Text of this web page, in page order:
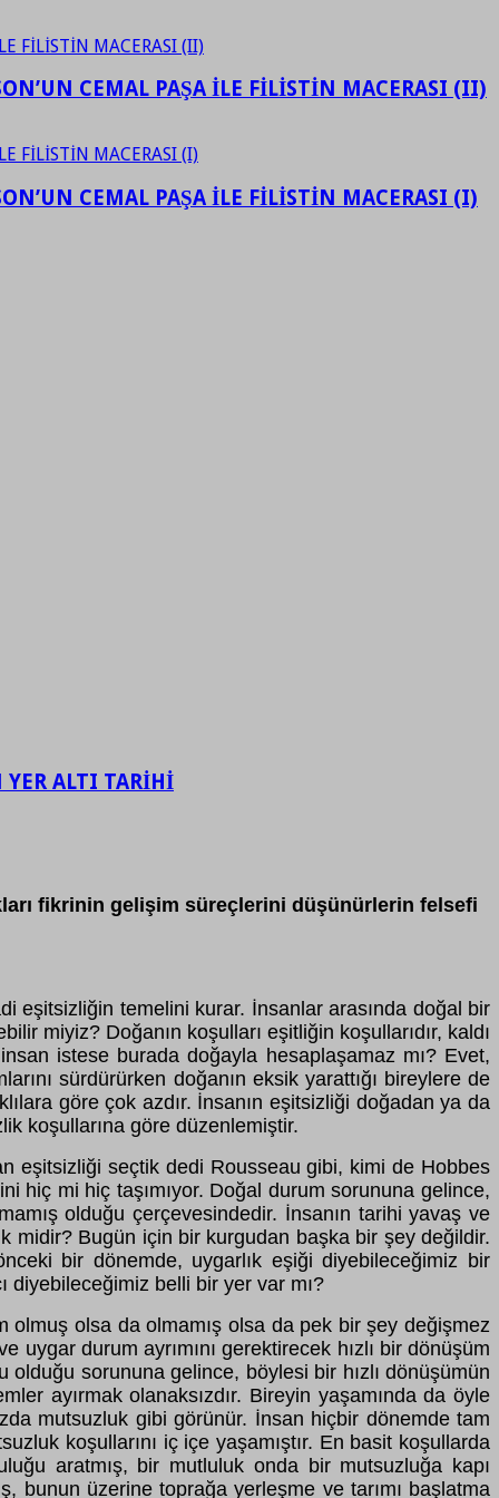
CEMAL PAŞA İLE FİLİSTİN MACERASI (II)
CEMAL PAŞA İLE FİLİSTİN MACERASI (I)
YER ALTI TARİHİ
fikrinin gelişim süreçlerini düşünürlerin felsefi
eşitsizliğin temelini kurar. İnsanlar arasında doğal bir
miyiz? Doğanın koşulları eşitliğin koşullarıdır, kaldı
istese burada doğayla hesaplaşamaz mı? Evet,
sürdürürken doğanın eksik yarattığı bireylere de
göre çok azdır. İnsanın eşitsizliği doğadan ya da
koşullarına göre düzenlemiştir.
eşitsizliği seçtik dedi Rousseau gibi, kimi de Hobbes
hiç mi hiç taşımıyor. Doğal durum sorununa gelince,
olduğu çerçevesindedir. İnsanın tarihi yavaş ve
midir? Bugün için bir kurgudan başka bir şey değildir.
bir dönemde, uygarlık eşiği diyebileceğimiz bir
diyebileceğimiz belli bir yer var mı?
olmuş olsa da olmamış olsa da pek bir şey değişmez
durum ayrımını gerektirecek hızlı bir dönüşüm
sorununa gelince, böylesi bir hızlı dönüşümün
ayırmak olanaksızdır. Bireyin yaşamında da öyle
mutsuzluk gibi görünür. İnsan hiçbir dönemde tam
koşullarını iç içe yaşamıştır. En basit koşullarda
aratmış, bir mutluluk onda bir mutsuzluğa kapı
bunun üzerine toprağa yerleşme ve tarımı başlatma